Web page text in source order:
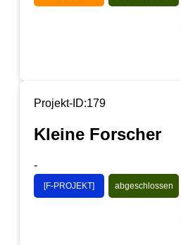
Projekt-ID:179
Kleine Forscher
-
[F-PROJEKT] abgeschlossen